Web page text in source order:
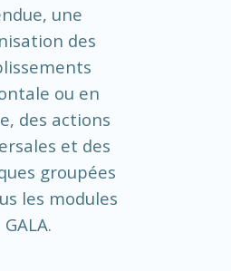
une
des
ou en
des actions
et des
groupées
les modules
GALA.